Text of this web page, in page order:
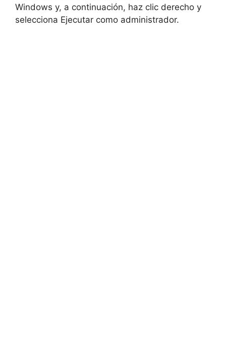
Windows y, a continuación, haz clic derecho y
selecciona Ejecutar como administrador.